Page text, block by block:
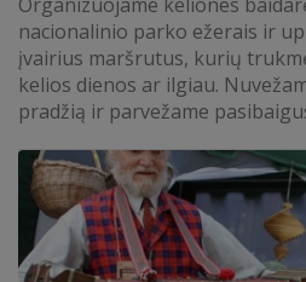
nacionalinio parko ežerais ir
įvairius maršrutus, kurių
kelios dienos ar ilgiau.
pradžią ir parvežame